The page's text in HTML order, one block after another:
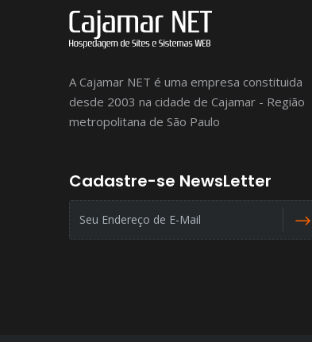
A Cajamar NET é uma empresa constituida
desde 2003 na cidade de Cajamar - Região
metropolitana de São Paulo
Cadastre-se NewsLetter